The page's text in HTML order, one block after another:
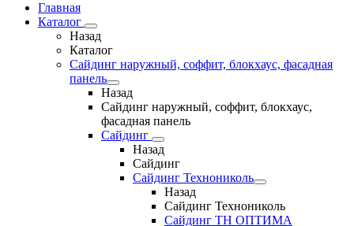
Главная
Каталог
Назад
Каталог
Сайдинг наружный, соффит, блокхаус, фасадная
панель
Назад
Сайдинг наружный, соффит, блокхаус,
фасадная панель
Сайдинг
Назад
Сайдинг
Сайдинг Технониколь
Назад
Сайдинг Технониколь
Сайдинг ТН ОПТИМА